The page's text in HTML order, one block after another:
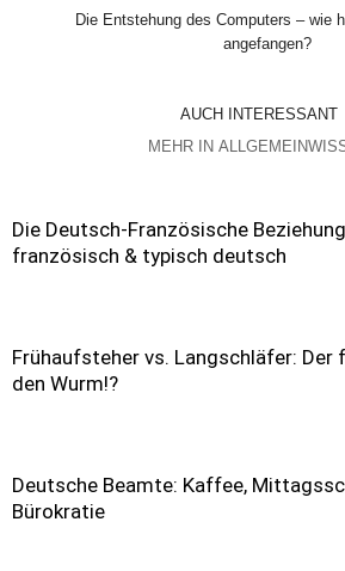
Die Entstehung des Computers – wie
angefangen?
AUCH INTERESSANT
MEHR IN
Die Deutsch-Französische
französisch & typisch deutsch
Frühaufsteher vs. Langschläfer: Der
den Wurm!?
Deutsche Beamte: Kaffee,
Bürokratie